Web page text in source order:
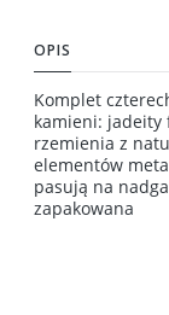
OPIS
Komplet
kamieni: jadeity
rzemienia z
elementów
pasują na
zapakowana